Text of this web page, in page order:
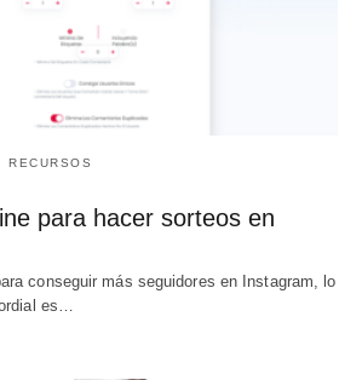
RECURSOS
para hacer sorteos en
conseguir más seguidores en Instagram, lo
es…